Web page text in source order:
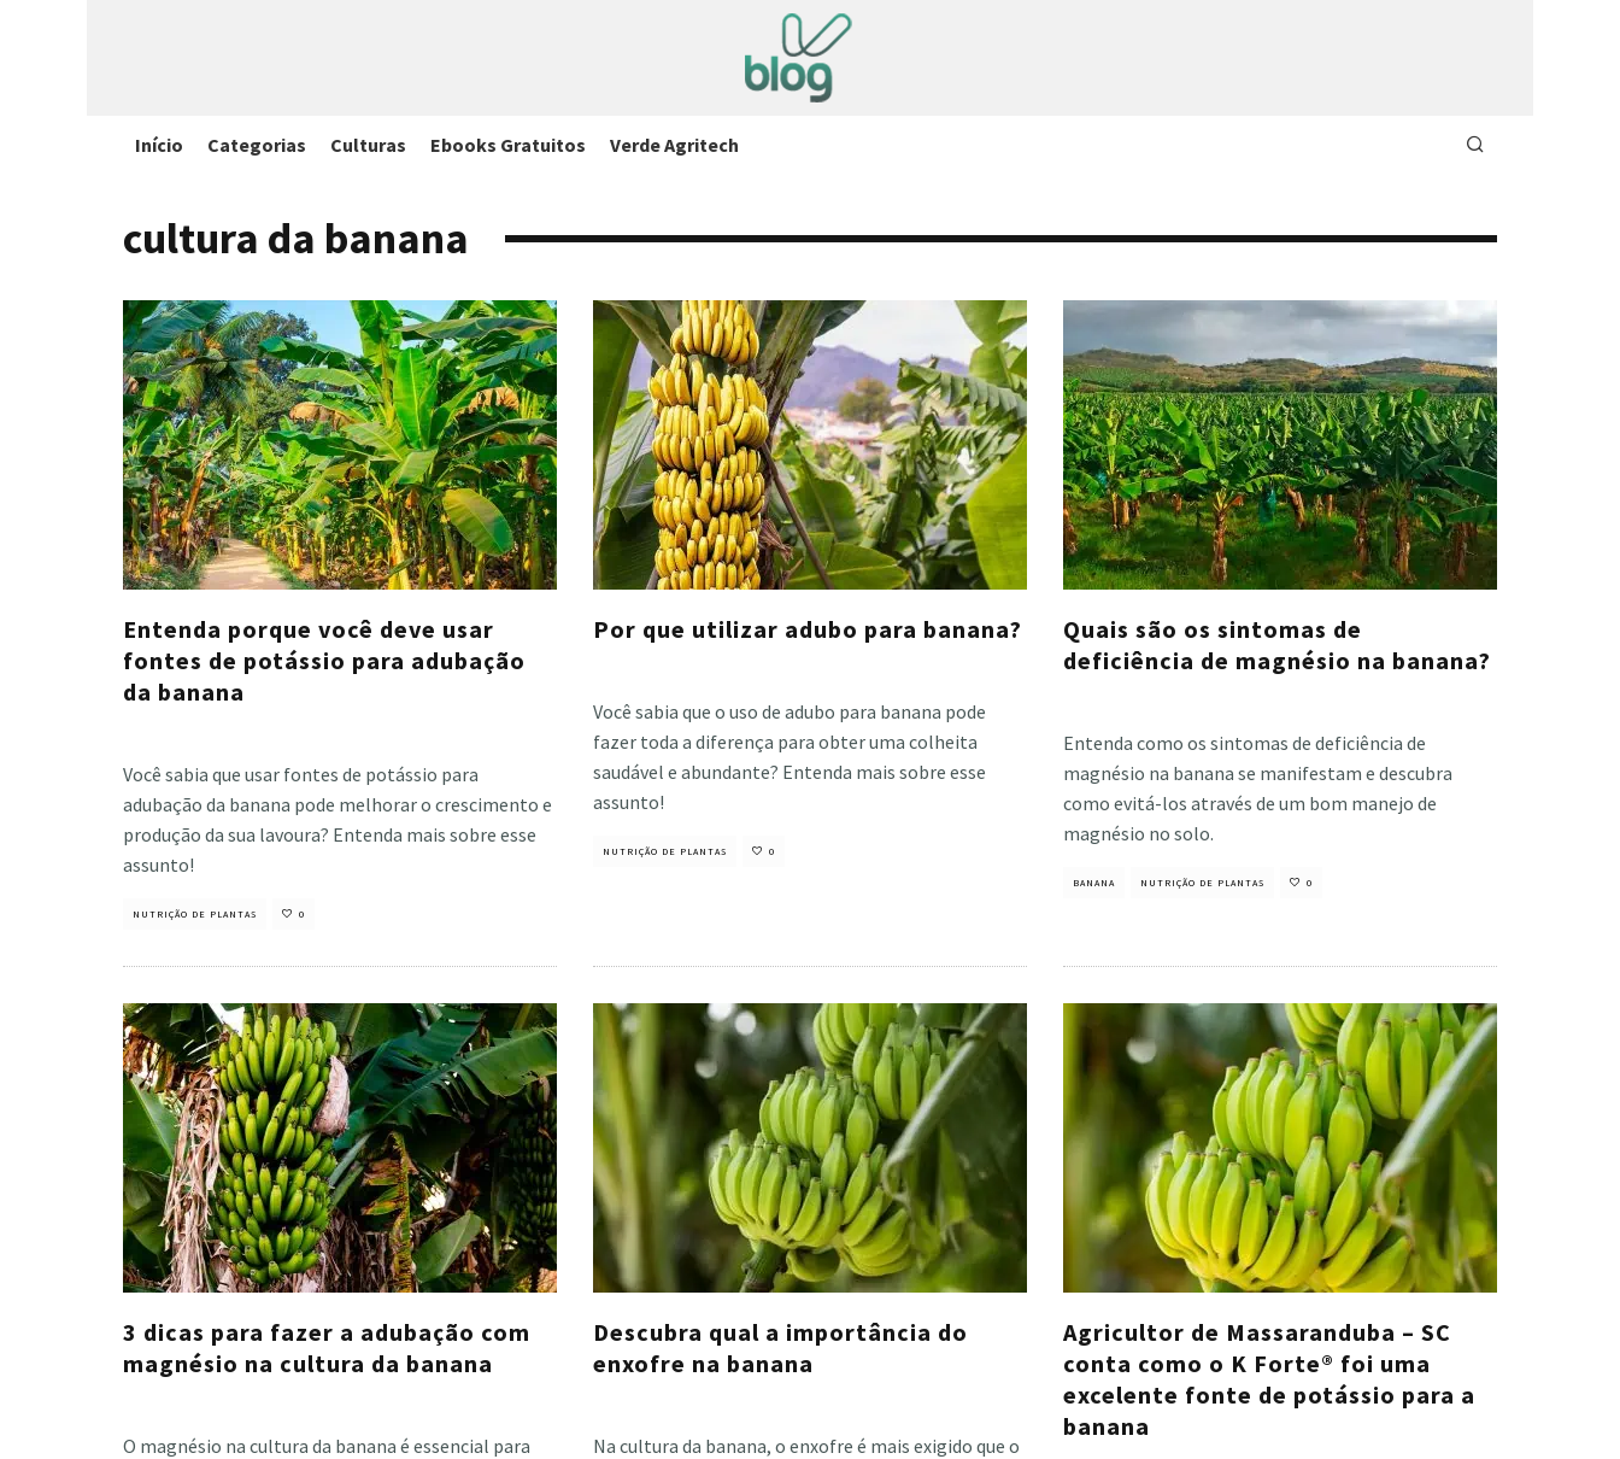
Início Categorias Culturas Ebooks Gratuitos Verde Agritech
cultura da banana
Entenda porque você deve usar
fontes de potássio para adubação
da banana
Você sabia que usar fontes de potássio para
adubação da banana pode melhorar o crescimento e
produção da sua lavoura? Entenda mais sobre esse
assunto!
NUTRIÇÃO DE PLANTAS 0
Por que utilizar adubo para banana?
Você sabia que o uso de adubo para banana pode
fazer toda a diferença para obter uma colheita
saudável e abundante? Entenda mais sobre esse
assunto!
NUTRIÇÃO DE PLANTAS 0
Quais são os sintomas de
deficiência de magnésio na banana?
Entenda como os sintomas de deficiência de
magnésio na banana se manifestam e descubra
como evitá-los através de um bom manejo de
magnésio no solo.
BANANA NUTRIÇÃO DE PLANTAS 0
3 dicas para fazer a adubação com
magnésio na cultura da banana
O magnésio na cultura da banana é essencial para
Descubra qual a importância do
enxofre na banana
Na cultura da banana, o enxofre é mais exigido que o
Agricultor de Massaranduba – SC
conta como o K Forte® foi uma
excelente fonte de potássio para a
banana